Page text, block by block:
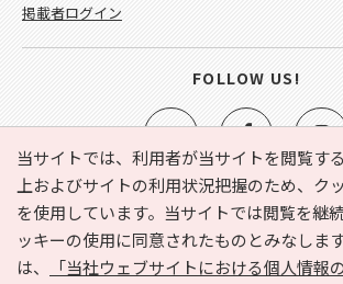
当サイトでは、利用者が当サイトを閲覧す
上およびサイトの利用状況把握のため、ク
を使用しています。当サイトでは閲覧を継
ッキーの使用に同意されたものとみなしま
は、
「当社ウェブサイトにおける個人情報
e-NAVITA（イーナビタ）とは？ お気に入り
利用規約
個人情報の取り扱いについて
掲載者ログイン
FOLLOW US!